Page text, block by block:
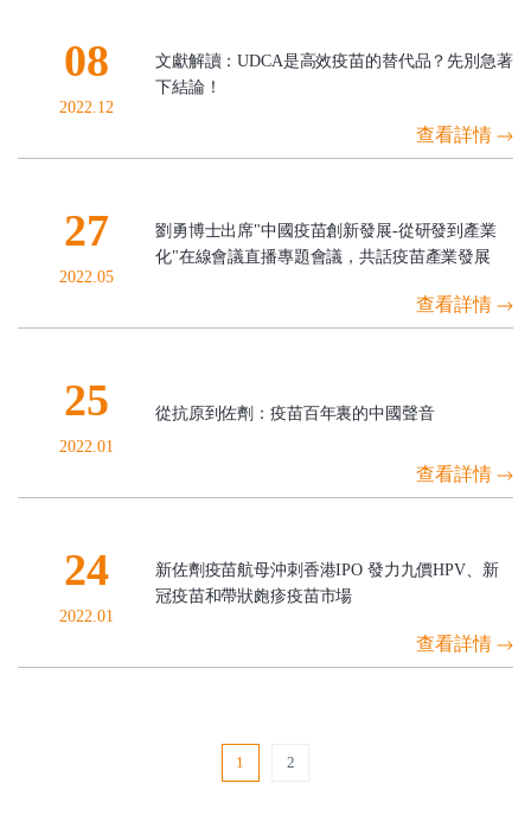
08
2022.12
文獻解讀：UDCA是高效疫苗的替代品？先別急著
下結論！
查看詳情
27
2022.05
劉勇博士出席"中國疫苗創新發展-從研發到產業
化"在線會議直播專題會議，共話疫苗產業發展
查看詳情
25
2022.01
從抗原到佐劑：疫苗百年裏的中國聲音
查看詳情
24
2022.01
新佐劑疫苗航母沖刺香港IPO 發力九價HPV、新
冠疫苗和帶狀皰疹疫苗市場
查看詳情
1 2